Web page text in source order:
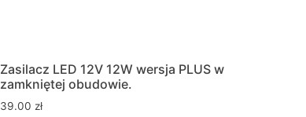
Zasilacz LED 12V 12W wersja PLUS w
zamkniętej obudowie.
39.00 zł